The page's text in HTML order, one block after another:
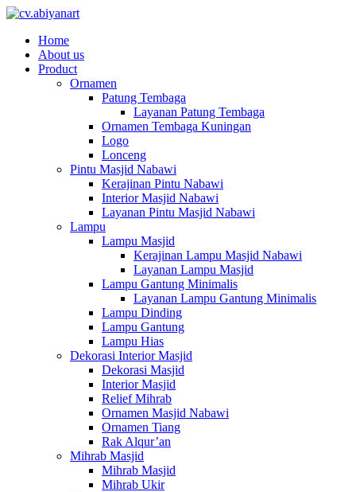
Home
About us
Product
Ornamen
Patung Tembaga
Layanan Patung Tembaga
Ornamen Tembaga Kuningan
Logo
Lonceng
Pintu Masjid Nabawi
Kerajinan Pintu Nabawi
Interior Masjid Nabawi
Layanan Pintu Masjid Nabawi
Lampu
Lampu Masjid
Kerajinan Lampu Masjid Nabawi
Layanan Lampu Masjid
Lampu Gantung Minimalis
Layanan Lampu Gantung Minimalis
Lampu Dinding
Lampu Gantung
Lampu Hias
Dekorasi Interior Masjid
Dekorasi Masjid
Interior Masjid
Relief Mihrab
Ornamen Masjid Nabawi
Ornamen Tiang
Rak Alqur’an
Mihrab Masjid
Mihrab Masjid
Mihrab Ukir